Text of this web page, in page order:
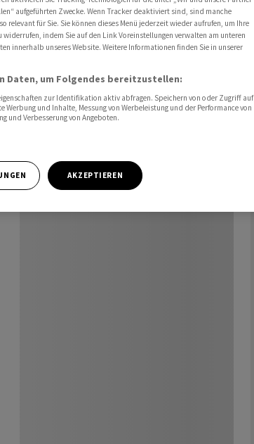
aufgeführten Zwecke. Wenn Tracker deaktiviert sind, sind manche
relevant für Sie. Sie können dieses Menü jederzeit wieder aufrufen, um Ihre
indem Sie auf den Link Voreinstellungen verwalten am unteren
innerhalb unseres Website. Weitere Informationen finden Sie in unserer
Daten, um Folgendes bereitzustellen:
zur Identifikation aktiv abfragen. Speichern von oder Zugriff auf
und Inhalte, Messung von Werbeleistung und der Performance von
und Verbesserung von Angeboten.
AKZEPTIEREN